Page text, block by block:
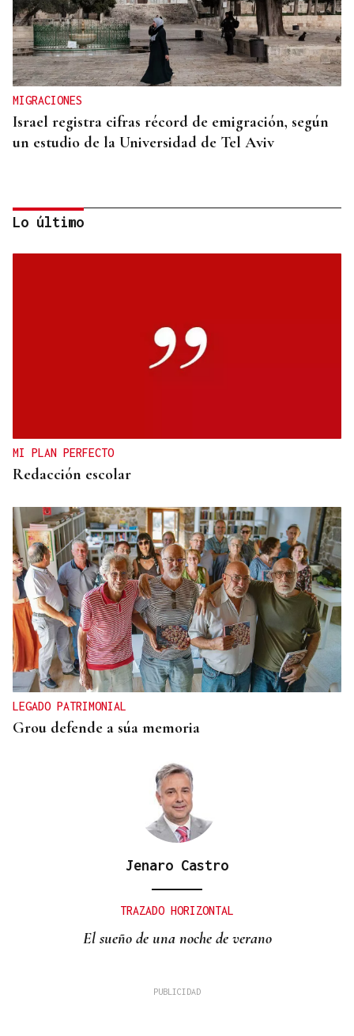
MIGRACIONES
Israel registra cifras récord de emigración, según
un estudio de la Universidad de Tel Aviv
Lo último
MI PLAN PERFECTO
Redacción escolar
LEGADO PATRIMONIAL
Grou defende a súa memoria
Jenaro Castro
TRAZADO HORIZONTAL
El sueño de una noche de verano